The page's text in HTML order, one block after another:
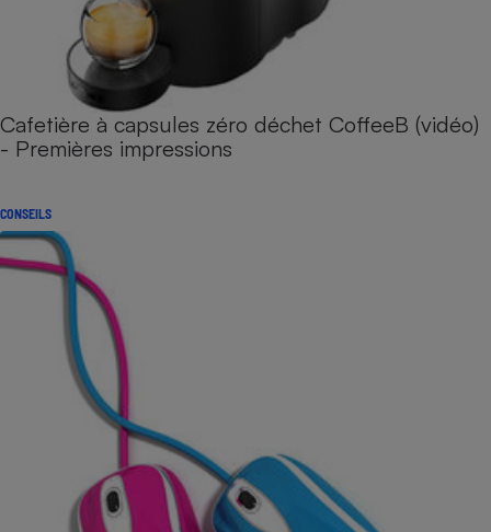
Cafetière à capsules zéro déchet CoffeeB (vidéo)
- Premières impressions
CONSEILS